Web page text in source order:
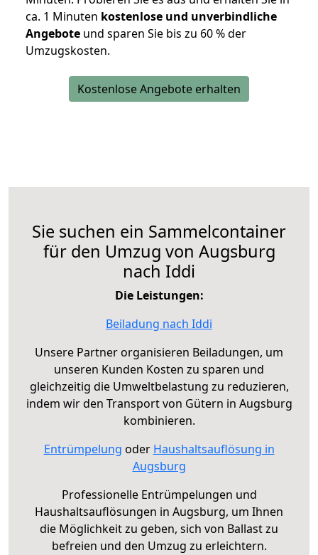
ca. 1 Minuten kostenlose und unverbindliche
Angebote und sparen Sie bis zu 60 % der
Umzugskosten.
Kostenlose Angebote erhalten
Sie suchen ein Sammelcontainer
für den Umzug von Augsburg
nach Iddi
Die Leistungen:
Beiladung nach Iddi
Unsere Partner organisieren Beiladungen, um
unseren Kunden Kosten zu sparen und
gleichzeitig die Umweltbelastung zu reduzieren,
indem wir den Transport von Gütern in Augsburg
kombinieren.
Entrümpelung oder Haushaltsauflösung in
Augsburg
Professionelle Entrümpelungen und
Haushaltsauflösungen in Augsburg, um Ihnen
die Möglichkeit zu geben, sich von Ballast zu
befreien und den Umzug zu erleichtern.